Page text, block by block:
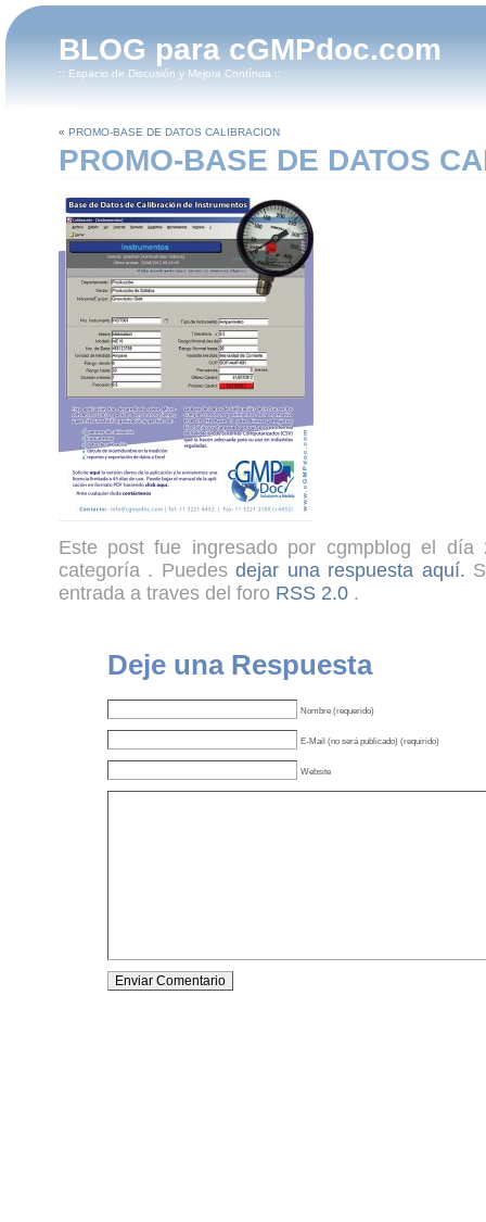
BLOG para cGMPdoc.com
:: Espacio de Discusión y Mejora Contínua ::
« PROMO-BASE DE DATOS CALIBRACION
PROMO-BASE DE DATOS
Este post fue ingresado por cgmpblog el
categoría . Puedesdejar una respuesta aquí.
entrada a traves del foro RSS 2.0.
Deje una Respuesta
Nombre (requerido)
E-Mail (no será publicado) (requirido)
Website